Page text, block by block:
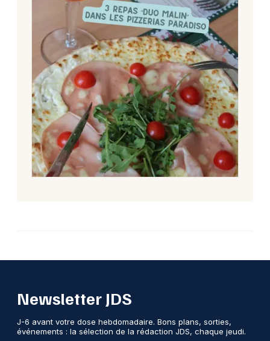
Newsletter JDS
J-6 avant votre dose hebdomadaire. Bons plans, sorties,
événements : la sélection de la rédaction JDS, chaque jeudi.